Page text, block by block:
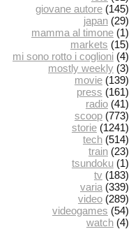
giovane autore (145)
japan (29)
mamma al timone (1)
markets (15)
mi sono rotto i coglioni (4)
mostly weekly (3)
movie (139)
press (161)
radio (41)
scoop (773)
storie (1241)
tech (514)
train (23)
tsundoku (1)
tv (183)
varia (339)
video (289)
videogames (54)
watch (4)